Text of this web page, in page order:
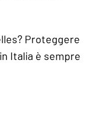
Proteggere
Italia è sempre